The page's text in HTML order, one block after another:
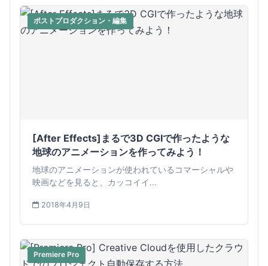
ポストプロダクション・編集
[After Effects]まるで3D CGIで作ったような
地球のアニメーションを作ってみよう！
地球のアニメーションが使われているコマーシャルや
映画などを見ると、カッコイイ...
2018年4月9日
Premiere Pro